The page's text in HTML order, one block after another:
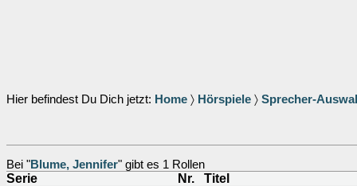
Hier befindest Du Dich jetzt: Home 〉 Hörspiele 〉 Sprecher-
Bei "Blume, Jennifer" gibt es 1 Rollen
Serie Nr.
Titel